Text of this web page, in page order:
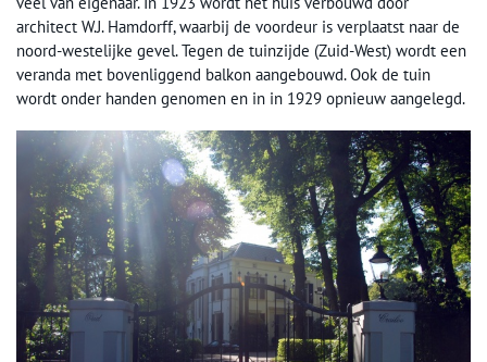
architect W.J. Hamdorff, waarbij de voordeur is verplaatst naar de
noord-westelijke gevel. Tegen de tuinzijde (Zuid-West) wordt een
veranda met bovenliggend balkon aangebouwd. Ook de tuin
wordt onder handen genomen en in in 1929 opnieuw aangelegd.